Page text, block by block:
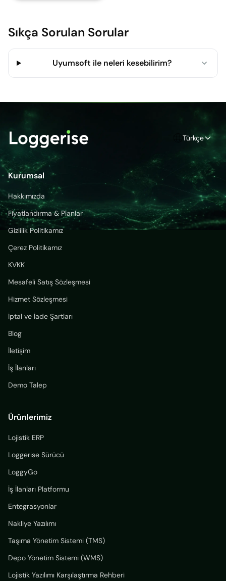
Sıkça Sorulan Sorular
Uyumsoft ile neleri kesebilirim?
Türkçe
Kurumsal
Hakkımızda
Fiyatlandırma & Planlar
Gizlilik Politikamız
Çerez Politikamız
KVKK
Mesafeli Satış Sözleşmesi
Hizmet Sözleşmesi
İptal ve İade Şartları
Blog
İletişim
İş İlanları
Demo Talep
Ürünlerimiz
Lojistik ERP
Loggerise Sürücü
LoggyGo
İş İlanları Platformu
Entegrasyonlar
Nakliye Yazılımı
Taşıma Yönetim Sistemi (TMS)
Depo Yönetim Sistemi (WMS)
Lojistik Yazılımı Karşılaştırma Rehberi